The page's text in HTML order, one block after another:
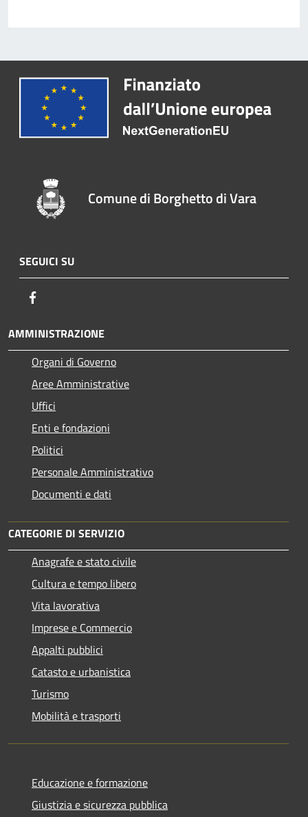
Comune di Borghetto di Vara
SEGUICI SU
AMMINISTRAZIONE
Organi di Governo
Aree Amministrative
Uffici
Enti e fondazioni
Politici
Personale Amministrativo
Documenti e dati
CATEGORIE DI SERVIZIO
Anagrafe e stato civile
Cultura e tempo libero
Vita lavorativa
Imprese e Commercio
Appalti pubblici
Catasto e urbanistica
Turismo
Mobilità e trasporti
Educazione e formazione
Giustizia e sicurezza pubblica